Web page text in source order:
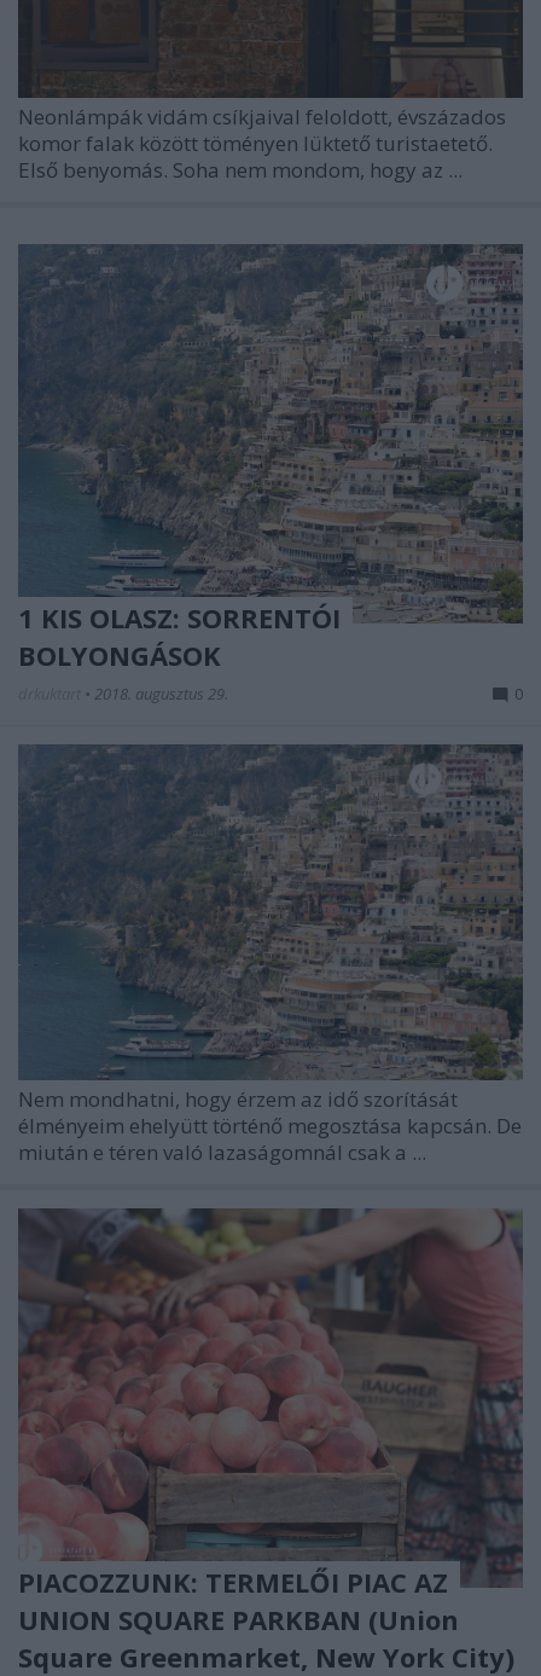
Neonlámpák vidám csíkjaival feloldott, évszázados
komor falak között töményen lüktető turistaetető.
Első benyomás. Soha nem mondom, hogy az ...
1 KIS OLASZ: SORRENTÓI
BOLYONGÁSOK
• 2018. augusztus 29. 0
Nem mondhatni, hogy érzem az idő szorítását
élményeim ehelyütt történő megosztása kapcsán. De
miután e téren való lazaságomnál csak a ...
PIACOZZUNK: TERMELŐI PIAC AZ
UNION SQUARE PARKBAN (Union
Square Greenmarket, New York City)